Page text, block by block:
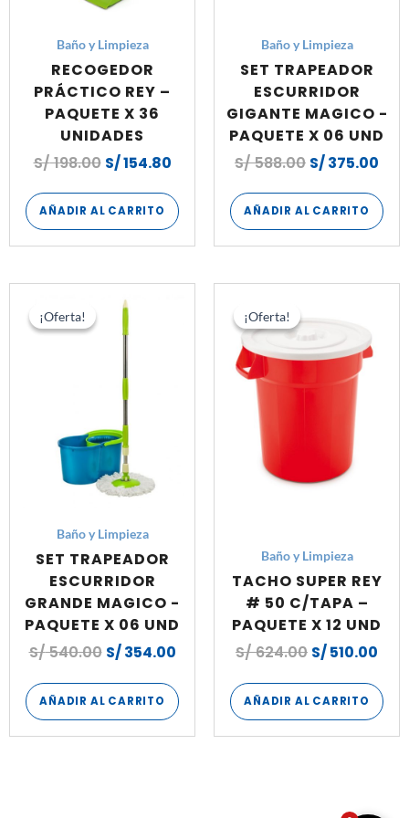
Baño y Limpieza
RECOGEDOR
PRÁCTICO REY –
PAQUETE X 36
UNIDADES
S/198.00 S/154.80
AÑADIR AL CARRITO
Baño y Limpieza
SET TRAPEADOR
ESCURRIDOR
GIGANTE MAGICO -
PAQUETE X 06 UND
S/588.00 S/375.00
AÑADIR AL CARRITO
¡Oferta!
¡Oferta!
Baño y Limpieza
SET TRAPEADOR
ESCURRIDOR
GRANDE MAGICO -
PAQUETE X 06 UND
S/540.00
precio
original
S/ 540.00.
S/354.00
S/ 354.00.
AÑADIR AL CARRITO
¡Oferta!
¡Oferta!
Baño y Limpieza
TACHO SUPER REY
# 50 C/TAPA –
PAQUETE X 12 UND
S/624.00
original
era:
S/ 624.00.
S/510.00
AÑADIR AL CARRITO